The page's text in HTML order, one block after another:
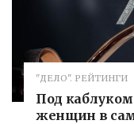
"ДЕЛО". РЕЙТИНГИ
Под
женщин в